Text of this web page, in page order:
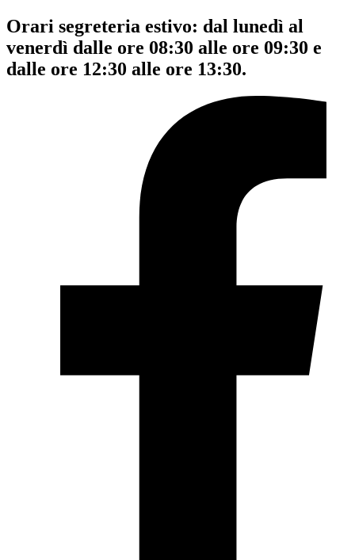
Orari segreteria estivo: dal lunedì al
venerdì dalle ore 08:30 alle ore 09:30 e
dalle ore 12:30 alle ore 13:30.